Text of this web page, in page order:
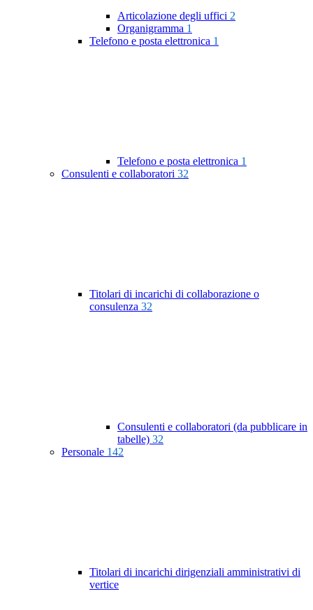
Articolazione degli uffici 2
Organigramma 1
Telefono e posta elettronica 1
Telefono e posta elettronica 1
Consulenti e collaboratori 32
Titolari di incarichi di collaborazione o
consulenza 32
Consulenti e collaboratori (da pubblicare in
tabelle) 32
Personale 142
Titolari di incarichi dirigenziali amministrativi di
vertice